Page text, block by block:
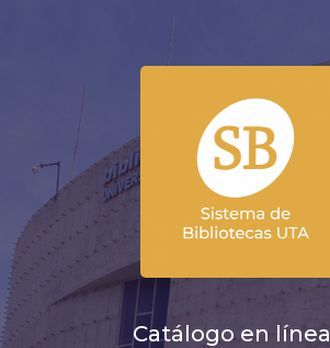
Catálogo en línea